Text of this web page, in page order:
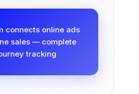
connects online ads
sales — complete
tracking